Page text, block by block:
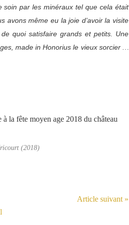
soin par les minéraux tel que cela était
avons même eu la joie d’avoir la visite
quoi satisfaire grands et petits. Une
made in Honorius le vieux sorcier…
(2018)
Article suivant »